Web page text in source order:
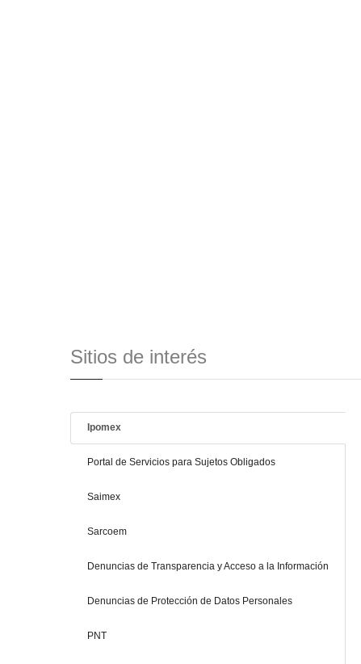
Sitios de interés
Ipomex
Portal de Servicios para Sujetos Obligados
Saimex
Sarcoem
Denuncias de Transparencia y Acceso a la Información
Denuncias de Protección de Datos Personales
PNT